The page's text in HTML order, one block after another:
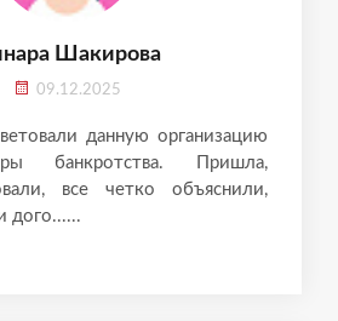
данную организацию
банкротства. Пришла,
все четко объяснили,
дого......
Шакирова
09.12.2025